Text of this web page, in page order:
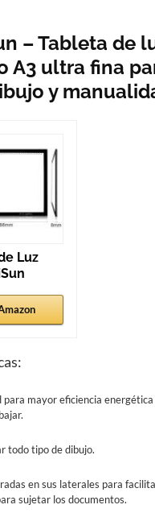
– Tableta de
A3 ultra fina
y
Luz
para mayor eficiencia
todo tipo de dibujo.
en sus laterales para
sujetar los documentos.